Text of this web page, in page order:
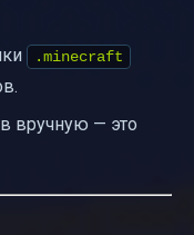
.minecraft
вручную — это